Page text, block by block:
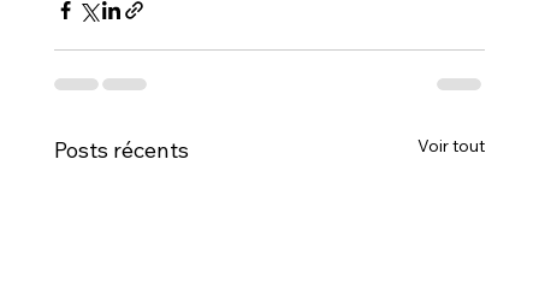
Posts récents Voir tout